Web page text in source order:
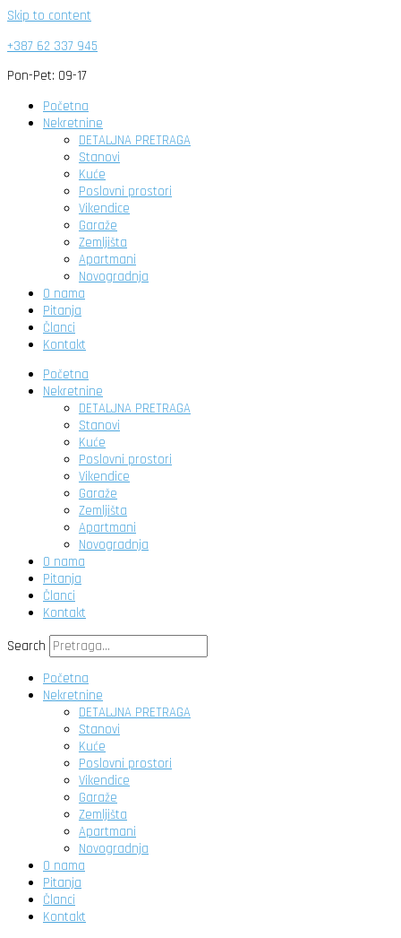
Skip to content
+387 62 337 945
Pon-Pet: 09-17
Početna
Nekretnine
DETALJNA PRETRAGA
Stanovi
Kuće
Poslovni prostori
Vikendice
Garaže
Zemljišta
Apartmani
Novogradnja
O nama
Pitanja
Članci
Kontakt
Početna
Nekretnine
DETALJNA PRETRAGA
Stanovi
Kuće
Poslovni prostori
Vikendice
Garaže
Zemljišta
Apartmani
Novogradnja
O nama
Pitanja
Članci
Kontakt
Search
Početna
Nekretnine
DETALJNA PRETRAGA
Stanovi
Kuće
Poslovni prostori
Vikendice
Garaže
Zemljišta
Apartmani
Novogradnja
O nama
Pitanja
Članci
Kontakt